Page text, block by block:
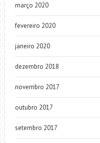
março 2020
fevereiro 2020
janeiro 2020
dezembro 2018
novembro 2017
outubro 2017
setembro 2017